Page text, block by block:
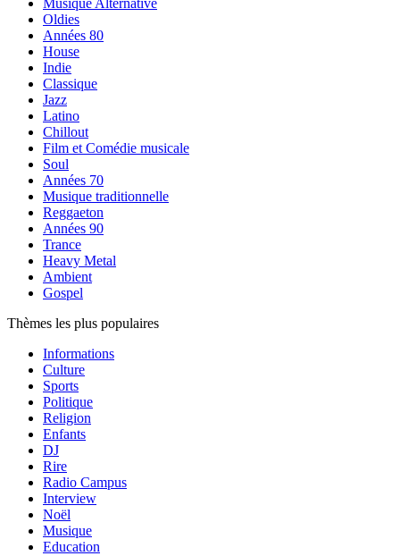
Musique Alternative
Oldies
Années 80
House
Indie
Classique
Jazz
Latino
Chillout
Film et Comédie musicale
Soul
Années 70
Musique traditionnelle
Reggaeton
Années 90
Trance
Heavy Metal
Ambient
Gospel
Thèmes les plus populaires
Informations
Culture
Sports
Politique
Religion
Enfants
DJ
Rire
Radio Campus
Interview
Noël
Musique
Education